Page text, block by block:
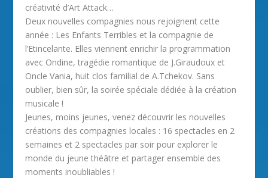
créativité d’Art Attack…
Deux nouvelles compagnies nous rejoignent cette
année : Les Enfants Terribles et la compagnie de
l’Etincelante. Elles viennent enrichir la programmation
avec Ondine, tragédie romantique de J.Giraudoux et
Oncle Vania, huit clos familial de A.Tchekov. Sans
oublier, bien sûr, la soirée spéciale dédiée à la création
musicale !
Jeunes, moins jeunes, venez découvrir les nouvelles
créations des compagnies locales : 16 spectacles en 2
semaines et 2 spectacles par soir pour explorer le
monde du jeune théâtre et partager ensemble des
moments inoubliables !